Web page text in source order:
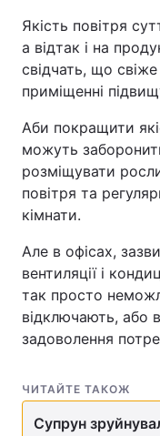
Якість повітря
а відтак і на
свідчать, що
приміщенні
Аби покращити
можуть
розміщувати
повітря та
кімнати.
Але в офісах,
вентиляції і
так просто
відключають, або
задоволення
ЧИТАЙТЕ ТАКОЖ
Супрун